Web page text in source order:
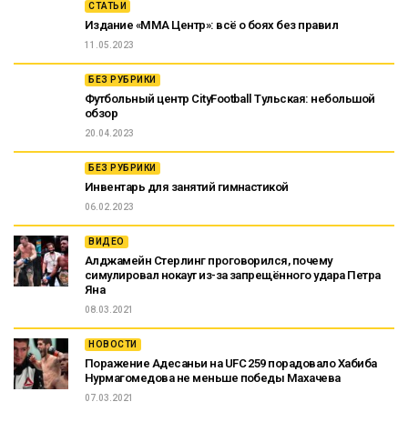
СТАТЬИ
Издание «ММА Центр»: всё о боях без правил
11.05.2023
БЕЗ РУБРИКИ
Футбольный центр CityFootball Тульская: небольшой
обзор
20.04.2023
БЕЗ РУБРИКИ
Инвентарь для занятий гимнастикой
06.02.2023
ВИДЕО
Алджамейн Стерлинг проговорился, почему
симулировал нокаут из-за запрещённого удара Петра
Яна
08.03.2021
НОВОСТИ
Поражение Адесаньи на UFC 259 порадовало Хабиба
Нурмагомедова не меньше победы Махачева
07.03.2021